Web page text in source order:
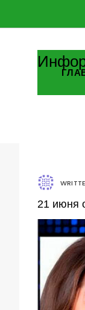
21 июня